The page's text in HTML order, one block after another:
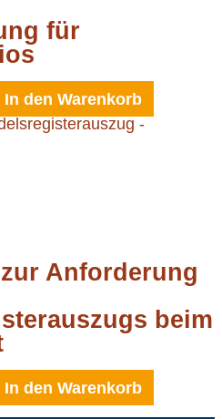
für
In den Warenkorb
Anforderung
beim
In den Warenkorb